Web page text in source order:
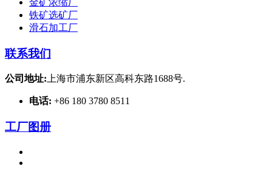
金矿浓缩厂
铁矿选矿厂
滑石加工厂
联系我们
公司地址: 上海市浦东新区高科东路1688号.
电话: +86 180 3780 8511
工厂图册